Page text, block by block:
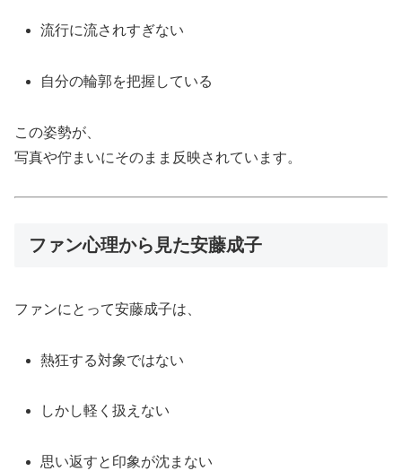
流行に流されすぎない
自分の輪郭を把握している
この姿勢が、
写真や佇まいにそのまま反映されています。
ファン心理から見た安藤成子
ファンにとって安藤成子は、
熱狂する対象ではない
しかし軽く扱えない
思い返すと印象が沈まない